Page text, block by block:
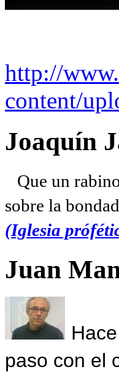
http://
content/
Joaquín
Que un
sobre la
(Iglesia
Juan
paso con el